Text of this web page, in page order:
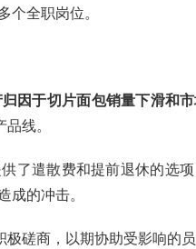
全职岗位。
因于切片面包销量下滑和
线。
了遣散费和提前退休的选
的冲击。
磋商，以期协助受影响的